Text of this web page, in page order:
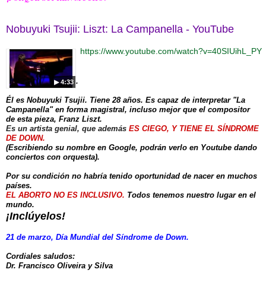
Nobuyuki Tsujii: Liszt: La Campanella - YouTube
▶ 4:33
https://www.youtube.com/watch?v=40SIUihL_PY
.
Él es Nobuyuki Tsujii. Tiene 28 años. Es capaz de interpretar "La
Campanella" en forma magistral, incluso mejor que el compositor
de esta pieza, Franz Liszt.
Es un artista genial, que además ES CIEGO, Y TIENE EL SÍNDROME
DE DOWN.
(Escribiendo su nombre en Google, podrán verlo en Youtube dando
conciertos con orquesta).
Por su condición no habría tenido oportunidad de nacer en muchos
países.
EL ABORTO NO ES INCLUSIVO. Todos tenemos nuestro lugar en el
mundo.
¡Inclúyelos!
21 de marzo, Día Mundial del Síndrome de Down.
Cordiales saludos:
Dr. Francisco Oliveira y Silva